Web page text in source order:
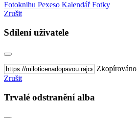
Fotoknihu Pexeso KalendářFotky
Zrušit
Sdílení uživatele
Zkopírováno
Zrušit
Trvalé odstranění alba